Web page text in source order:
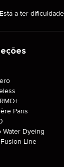
Está a ter
Paris
Water Dyeing
Line